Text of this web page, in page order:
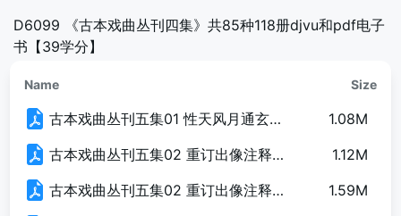
D6099 《古本戏曲丛刊四集》共85种118册djvu和pdf电子
书【39学分】
Name Size
古本戏曲丛刊五集01 性天风月通玄记（127页）.pdf
1.08M
古本戏曲丛刊五集02 重订出像注释裴淑英断发记上册（114页）.pdf
1.12M
古本戏曲丛刊五集02 重订出像注释裴淑英断发记下册（112页）.pdf
1.59M